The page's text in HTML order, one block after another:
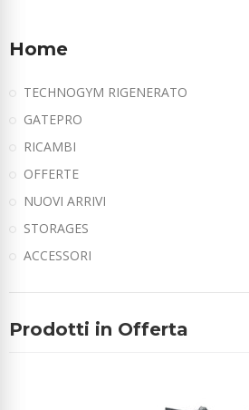
Home
TECHNOGYM RIGENERATO
GATEPRO
RICAMBI
OFFERTE
NUOVI ARRIVI
STORAGES
ACCESSORI
Prodotti in Offerta